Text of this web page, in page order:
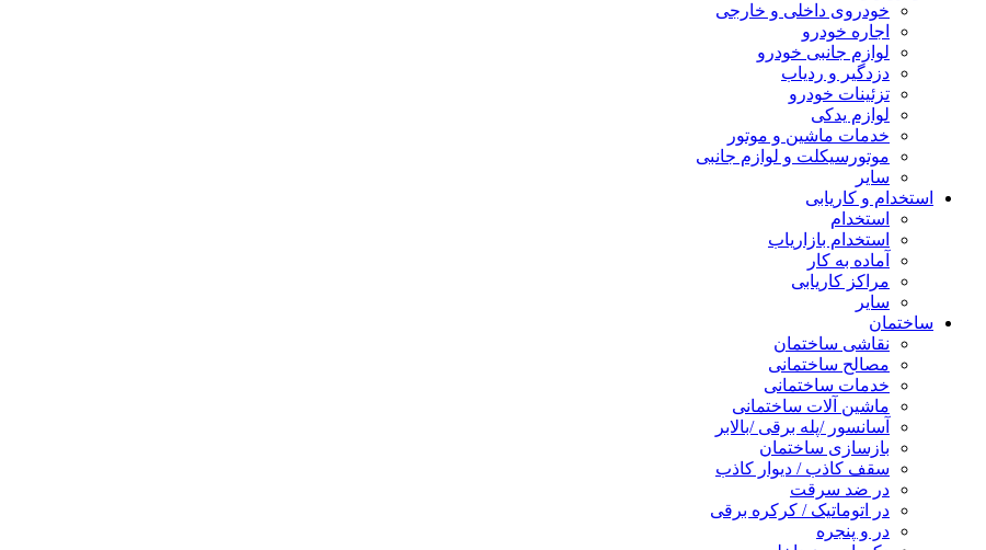
خودروی داخلی و خارجی
اجاره خودرو
لوازم جانبی خودرو
دزدگیر و ردیاب
تزئینات خودرو
لوازم یدکی
خدمات ماشین و موتور
موتورسیکلت و لوازم جانبی
سایر
استخدام و کاریابی
استخدام
استخدام بازاریاب
آماده به کار
مراکز کاریابی
سایر
ساختمان
نقاشی ساختمان
مصالح ساختمانی
خدمات ساختمانی
ماشین آلات ساختمانی
آسانسور /پله برقی /بالابر
بازسازی ساختمان
سقف کاذب / دیوار کاذب
در ضد سرقت
در اتوماتیک / کرکره برقی
در و پنجره